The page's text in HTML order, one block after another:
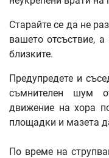
Старайте се да не
вашето отсъствие,
близките.
Предупредете и
съмнителен шум
движение на хора
площадки и мазета
По време на